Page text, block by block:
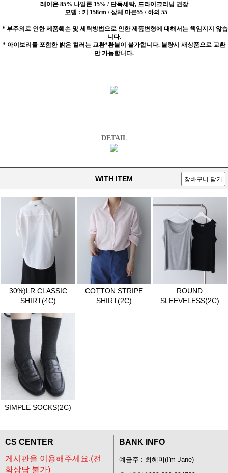
-레이온 85% 나일론 15% / 단독세탁, 드라이크리닝 권장
- 모델 : 키 158cm / 상체 마른55 / 하의 55
* 부주의로 인한 제품훼손 및 세탁방법으로 인한 제품변형에 대해서는 책임지지 않습
니다.
* 아이보리를 포함한 밝은 컬러는 교환*환불이 불가합니다. 불량시 새상품으로 교환
만 가능합니다.
DETAIL
WITH ITEM 장바구니 담기
30%)LR CLASSIC
SHIRT(4C)
COTTON STRIPE
SHIRT(2C)
ROUND
SLEEVELESS(2C)
SIMPLE SOCKS(2C)
CS CENTER
게시판을 이용해주세요.(전
화상담 불가)
BANK INFO
예금주 : 최혜미(I'm Jane)